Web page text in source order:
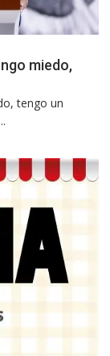
miedo,
tengo un